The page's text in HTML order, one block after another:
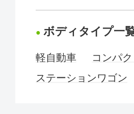
ボディタイプ一
軽自動車 コンパ
ステーションワゴン